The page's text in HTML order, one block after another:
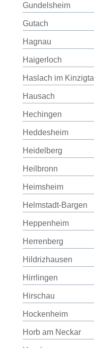
Gundelsheim
Gutach
Hagnau
Haigerloch
Haslach im Kinzigtal
Hausach
Hechingen
Heddesheim
Heidelberg
Heilbronn
Heimsheim
Helmstadt-Bargen
Heppenheim
Herrenberg
Hildrizhausen
Hirrlingen
Hirschau
Hockenheim
Horb am Neckar